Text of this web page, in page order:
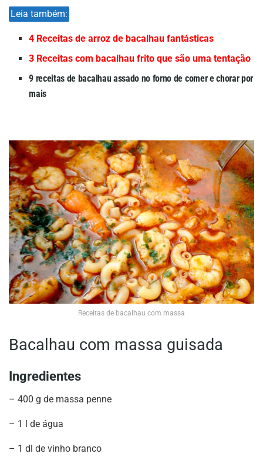
Leia também:
4 Receitas de arroz de bacalhau fantásticas
3 Receitas com bacalhau frito que são uma tentação
9 receitas de bacalhau assado no forno de comer e chorar por
mais
Receitas de bacalhau com massa
Bacalhau com massa guisada
Ingredientes
– 400 g de massa penne
– 1 l de água
– 1 dl de vinho branco